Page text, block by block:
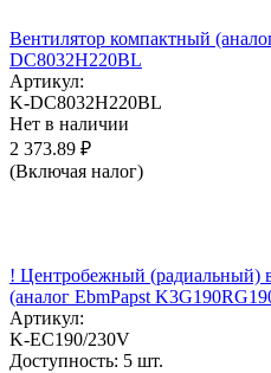
Вентилятор компактный
DC8032H220BL
Артикул:
K-DC8032H220BL
Нет в наличии
2 373.89 ₽
(Включая налог)
! Центробежный (радиальный)
(аналог EbmPapst
Артикул:
K-EC190/230V
Доступность: 5 шт.